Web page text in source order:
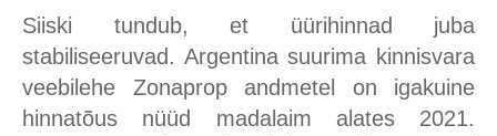
Siiski tundub, et üürihinnad juba
stabiliseeruvad. Argentina suurima kinnisvara
veebilehe Zonaprop andmetel on igakuine
hinnatõus nüüd madalaim alates 2021.